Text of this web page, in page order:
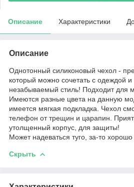
Описание Характеристики
Описание
Однотонный силиконовый чехол -
который можно сочетать с одеждой
незабываемый стиль! Подходит для
Имеются разные цвета на данную
имеется мягкая подкладка. Чехол
телефон от трещин и царапин.
утолщенный корпус, для защиты!
Может надеваться туго, за-то
Скрыть